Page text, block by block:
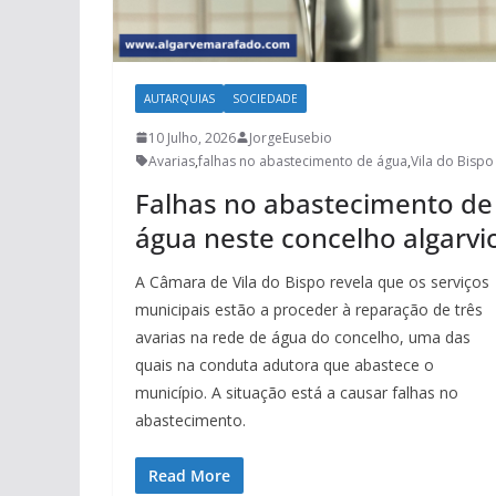
AUTARQUIAS SOCIEDADE
10 Julho, 2026
JorgeEusebio
Avarias,falhas no abastecimento de água,Vila do Bispo
Falhas no abastecimento de
água neste concelho
A Câmara de Vila do Bispo revela que os serviços
municipais estão a proceder à reparação de três
avarias na rede de água do concelho, uma das
quais na conduta adutora que abastece o
município. A situação está a causar falhas no
abastecimento.
Read More